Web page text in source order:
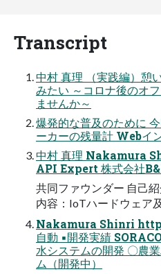
Transcript
中村 真理 （実践編）憩
みたい ～コロナ後のオ
ませんか～
爆発的な普及のために
ーカーの残量計 Webイ
中村 真理 Nakamura
API Expert 株式会社
共同ファウンダー 自己
内容：IoTハードウェア
Nakamura Shinri
自動 ▪開発実績
水システムの開発 〇農
ム（開発中）